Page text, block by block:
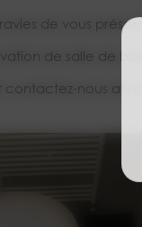
de vous
de salle de
contactez-nous